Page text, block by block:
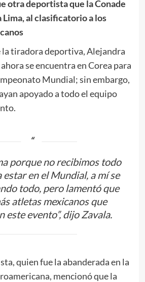
otra deportista que la Conade
Lima, al clasificatorio a los
la tiradora deportiva, Alejandra
se encuentra en Corea para
Mundial; sin embargo,
apoyado a todo el equipo
porque no recibimos todo
estar en el Mundial, a mí se
todo, pero lamentó que
atletas mexicanos que
este evento”, dijo Zavala.
quien fue la abanderada en la
mencionó que la